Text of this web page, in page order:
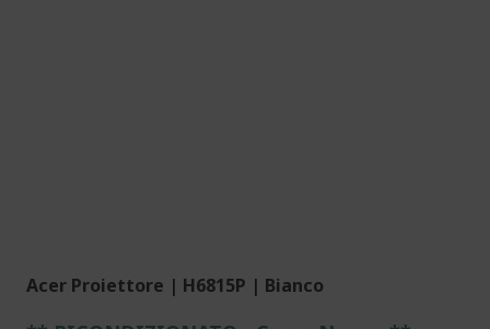
Acer Proiettore | H6815P | Bianco